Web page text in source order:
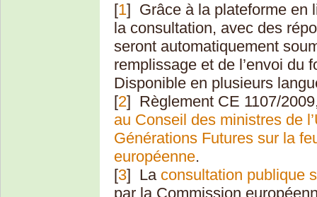
[1] Grâce à la plateforme en
la consultation, avec des
seront automatiquement
remplissage et de l’envoi du
Disponible en plusieurs
[2] Règlement CE 1107/
au Conseil des ministres de
Générations Futures sur la
européenne.
[3] La consultation publique
par la Commission